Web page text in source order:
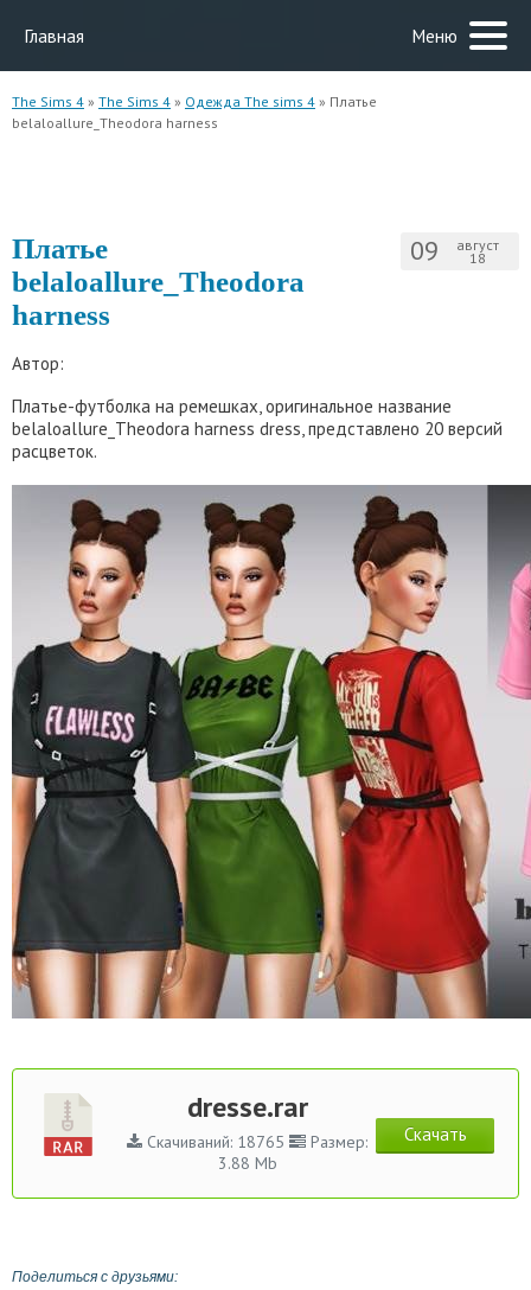
Главная Меню
The Sims 4 » The Sims 4 » Одежда The sims 4 » Платье
belaloallure_Theodora harness
09 август
18
Платье
belaloallure_Theodora
harness
Автор:
Платье-футболка на ремешках, оригинальное название
belaloallure_Theodora harness dress, представлено 20 версий
расцветок.
dresse.rar
Скачиваний: 18765
Размер:
3.88 Mb
Скачать
Поделиться с друзьями: